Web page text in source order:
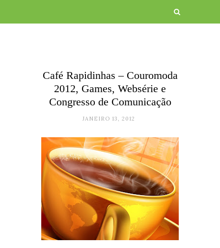
Café Rapidinhas – Couromoda
2012, Games, Websérie e
Congresso de Comunicação
JANEIRO 13, 2012